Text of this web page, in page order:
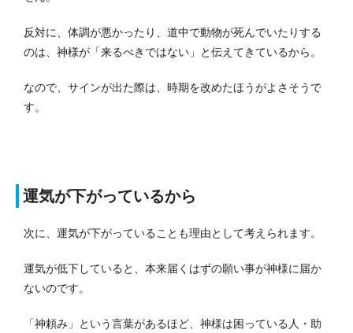
反対に、体調が悪かったり、道中で動物が死んでいたりする
のは、神様が「来るべきではない」と伝えてきているから。
なので、サインが出た際は、時期を改めたほうがよさそうで
す。
運気が下がっているから
次に、運気が下がっていることも理由として考えられます。
運気が低下していると、本来届くはずの願い事が神様に届か
ないのです。
「神頼み」という言葉があるほど、神様は困っている人・助